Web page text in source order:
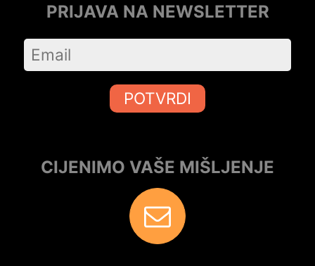
PRIJAVA NA NEWSLETTER
POTVRDI
CIJENIMO VAŠE MIŠLJENJE